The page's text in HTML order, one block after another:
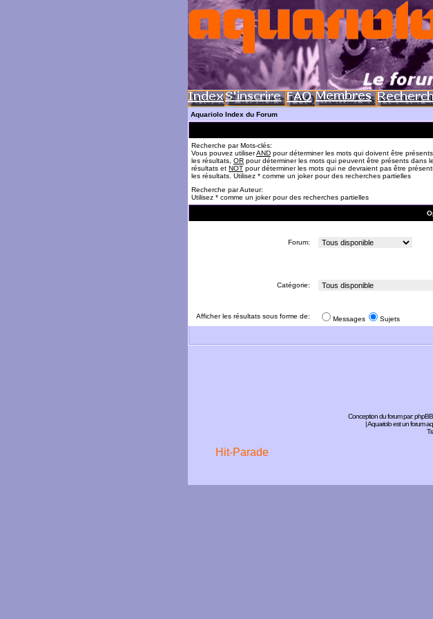
Aquariolo Index du Forum
Recherche par Mots-clés:
Vous pouvez utiliserAND pour déterminer les mots qui doivent être
les résultats, OR pour déterminer les mots qui peuvent être présents dans
résultats et NOT pour déterminer les mots qui ne devraient pas être
les résultats. Utilisez * comme un joker pour des recherches partielles
Recherche par Auteur:
Utilisez * comme un joker pour des recherches partielles
Forum:
Catégorie:
Afficher les résultats sous forme de: Messages Sujets
Conception du forum par:phpBB
| Aquariolo est un forum